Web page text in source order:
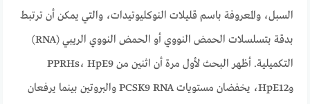
السبل، والمعروفة باسم قليلات النوكليوتيدات، والتي يمكن أن ترتبط
بدقة بتسلسلات الحمض النووي أو الحمض النووي الريبي (RNA)
التكميلية. أظهر البحث لأول مرة أن اثنين من PPRHs، HpE9
وHpE12، يخفضان مستويات PCSK9 RNA والبروتين بينما يرفعان